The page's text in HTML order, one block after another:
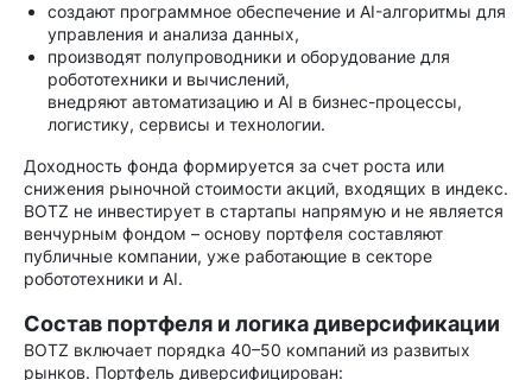
создают программное обеспечение и AI-алгоритмы для
управления и анализа данных,
производят полупроводники и оборудование для
робототехники и вычислений,
внедряют автоматизацию и AI в бизнес-процессы,
логистику, сервисы и технологии.
Доходность фонда формируется за счет роста или
снижения рыночной стоимости акций, входящих в индекс.
BOTZ не инвестирует в стартапы напрямую и не является
венчурным фондом – основу портфеля составляют
публичные компании, уже работающие в секторе
робототехники и AI.
Состав портфеля и логика диверсификации
BOTZ включает порядка 40–50 компаний из развитых
рынков. Портфель диверсифицирован: